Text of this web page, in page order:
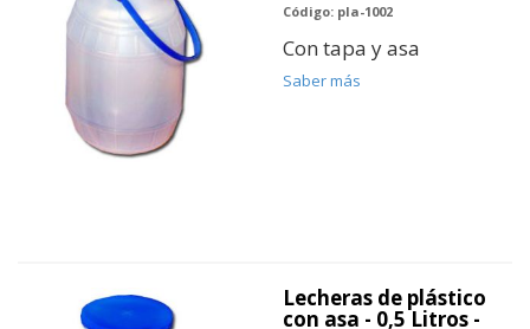
Código: pla-1002
Con tapa y asa
Saber más
Lecheras de plástico
con asa - 0,5 Litros -